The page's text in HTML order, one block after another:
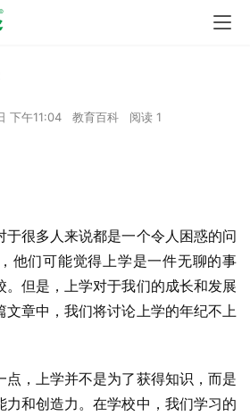
下午11:04 教育百科 阅读 1
于很多人来说都是一个令人困惑的问
他们可能觉得上学是一件无聊的事
。但是，上学对于我们的成长和发展
文章中，我们将讨论上学的年纪不上
点，上学并不是为了获得知识，而是
力和创造力。在学校中，我们学习的